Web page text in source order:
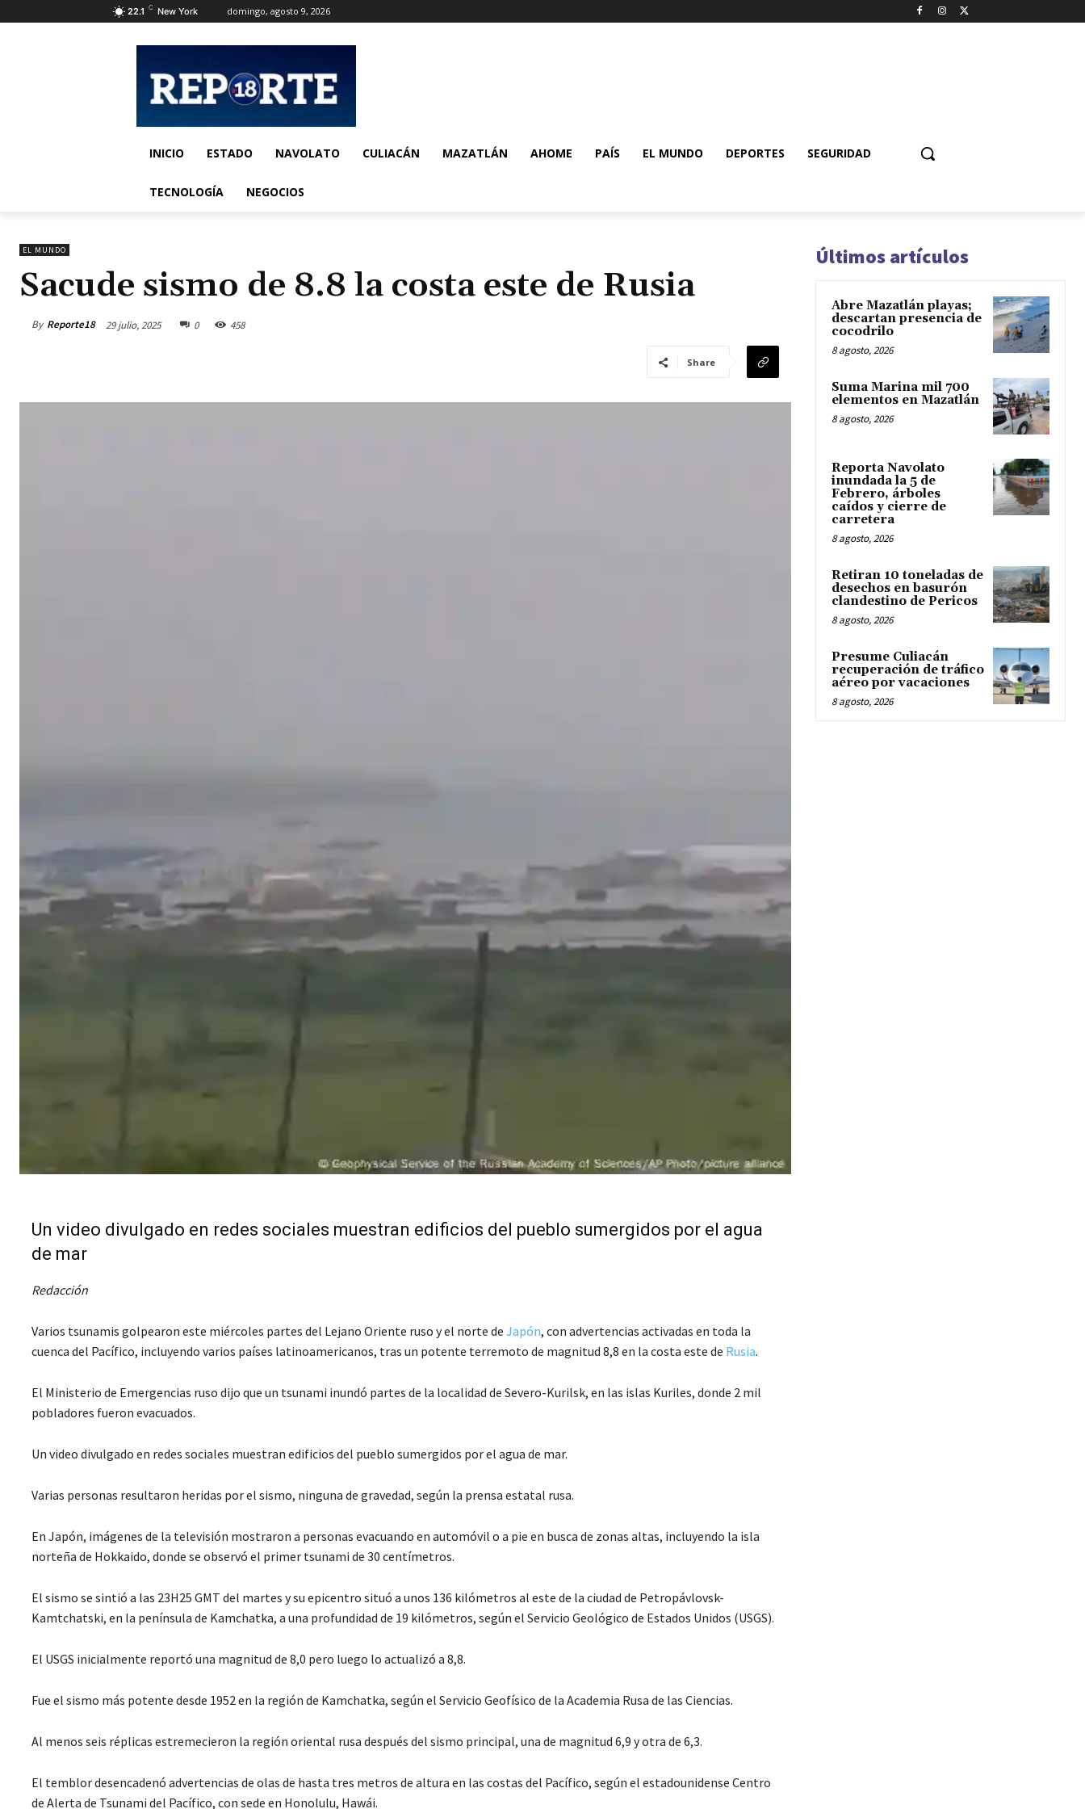
22.1 C New York domingo, agosto 9, 2026
INICIO ESTADO NAVOLATO CULIACÁN MAZATLÁN AHOME PAÍS EL MUNDO DEPORTES SEGURIDAD
TECNOLOGÍA NEGOCIOS
EL MUNDO
Sacude sismo de 8.8 la costa este de Rusia
By Reporte18 29 julio, 2025 0 458
Share
Un video divulgado en redes sociales muestran edificios del pueblo sumergidos por el agua
de mar
Redacción
Varios tsunamis golpearon este miércoles partes del Lejano Oriente ruso y el norte de Japón, con advertencias activadas en toda la
cuenca del Pacífico, incluyendo varios países latinoamericanos, tras un potente terremoto de magnitud 8,8 en la costa este de Rusia.
El Ministerio de Emergencias ruso dijo que un tsunami inundó partes de la localidad de Severo-Kurilsk, en las islas Kuriles, donde 2 mil
pobladores fueron evacuados.
Un video divulgado en redes sociales muestran edificios del pueblo sumergidos por el agua de mar.
Varias personas resultaron heridas por el sismo, ninguna de gravedad, según la prensa estatal rusa.
En Japón, imágenes de la televisión mostraron a personas evacuando en automóvil o a pie en busca de zonas altas, incluyendo la isla
norteña de Hokkaido, donde se observó el primer tsunami de 30 centímetros.
El sismo se sintió a las 23H25 GMT del martes y su epicentro situó a unos 136 kilómetros al este de la ciudad de Petropávlovsk-
Kamtchatski, en la península de Kamchatka, a una profundidad de 19 kilómetros, según el Servicio Geológico de Estados Unidos (USGS).
El USGS inicialmente reportó una magnitud de 8,0 pero luego lo actualizó a 8,8.
Fue el sismo más potente desde 1952 en la región de Kamchatka, según el Servicio Geofísico de la Academia Rusa de las Ciencias.
Al menos seis réplicas estremecieron la región oriental rusa después del sismo principal, una de magnitud 6,9 y otra de 6,3.
El temblor desencadenó advertencias de olas de hasta tres metros de altura en las costas del Pacífico, según el estadounidense Centro
de Alerta de Tsunami del Pacífico, con sede en Honolulu, Hawái.
Últimos artículos
Abre Mazatlán playas;
descartan presencia de
cocodrilo
8 agosto, 2026
Suma Marina mil 700
elementos en Mazatlán
8 agosto, 2026
Reporta Navolato
inundada la 5 de
Febrero, árboles
caídos y cierre de
carretera
8 agosto, 2026
Retiran 10 toneladas de
desechos en basurón
clandestino de Pericos
8 agosto, 2026
Presume Culiacán
recuperación de tráfico
aéreo por vacaciones
8 agosto, 2026